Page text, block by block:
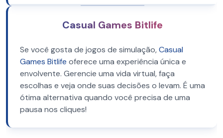
Casual Games Bitlife
Se você gosta de jogos de simulação,Casual
Games Bitlife oferece uma experiência única e
envolvente. Gerencie uma vida virtual, faça
escolhas e veja onde suas decisões o levam. É uma
ótima alternativa quando você precisa de uma
pausa nos cliques!